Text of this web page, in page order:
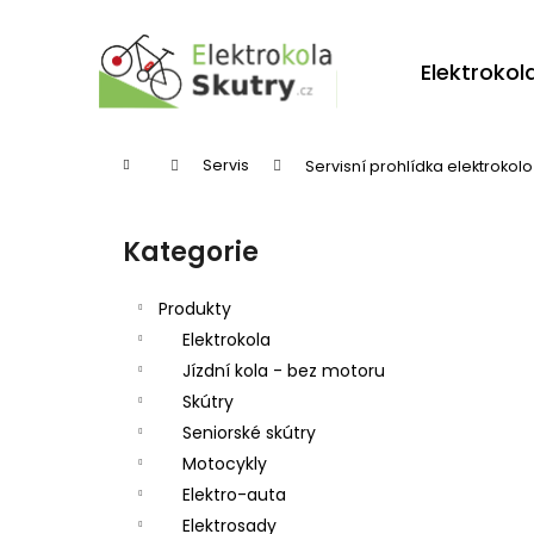
Domů Servis Servisní prohlídka elektrokolo
Přeskočit
kategorie
Kategorie
Produkty
Elektrokola
Jízdní kola - bez motoru
Skútry
Seniorské skútry
Motocykly
Elektro-auta
Elektrosady
Zpět
Zpět